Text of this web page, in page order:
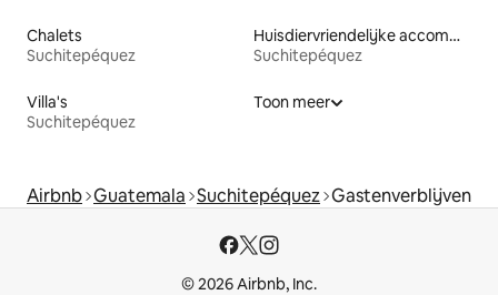
Chalets
Suchitepéquez
Huisdiervriendelijke accommodaties
Suchitepéquez
Villa's
Suchitepéquez
Toon meer
Airbnb Guatemala Suchitepéquez Gastenverblijven
© 2026 Airbnb, Inc.